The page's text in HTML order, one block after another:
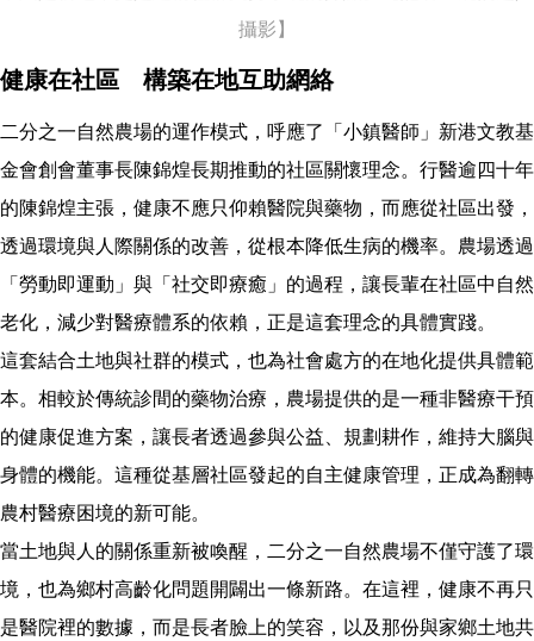
攝影】
健康在社區 構築在地互助網絡
二分之一自然農場的運作模式，呼應了「小鎮醫師」新港文教基
金會創會董事長陳錦煌長期推動的社區關懷理念。行醫逾四十年
的陳錦煌主張，健康不應只仰賴醫院與藥物，而應從社區出發，
透過環境與人際關係的改善，從根本降低生病的機率。農場透過
「勞動即運動」與「社交即療癒」的過程，讓長輩在社區中自然
老化，減少對醫療體系的依賴，正是這套理念的具體實踐。
這套結合土地與社群的模式，也為社會處方的在地化提供具體範
本。相較於傳統診間的藥物治療，農場提供的是一種非醫療干預
的健康促進方案，讓長者透過參與公益、規劃耕作，維持大腦與
身體的機能。這種從基層社區發起的自主健康管理，正成為翻轉
農村醫療困境的新可能。
當土地與人的關係重新被喚醒，二分之一自然農場不僅守護了環
境，也為鄉村高齡化問題開闢出一條新路。在這裡，健康不再只
是醫院裡的數據，而是長者臉上的笑容，以及那份與家鄉土地共